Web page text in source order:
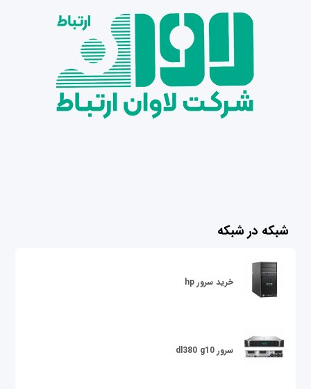
شبکه در شبکه
خرید سرور hp
سرور dl380 g10